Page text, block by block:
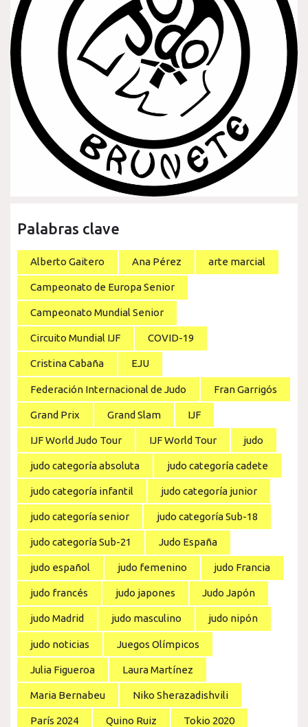
Palabras clave
Alberto Gaitero Ana Pérez arte marcial
Campeonato de Europa Senior
Campeonato Mundial Senior
Circuito Mundial IJF COVID-19
Cristina Cabaña EJU
Federación Internacional de Judo Fran Garrigós
Grand Prix Grand Slam IJF
IJF World Judo Tour IJF World Tour judo
judo categoría absoluta judo categoría cadete
judo categoría infantil judo categoría junior
judo categoría senior judo categoría Sub-18
judo categoría Sub-21 Judo España
judo español judo femenino judo Francia
judo francés judo japones Judo Japón
judo Madrid judo masculino judo nipón
judo noticias Juegos Olímpicos
Julia Figueroa Laura Martínez
Maria Bernabeu Niko Sherazadishvili
París 2024 Quino Ruiz Tokio 2020